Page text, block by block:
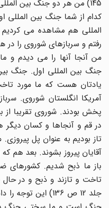
145) من هر دو جنگ بین
کدام از شما جنگ بین المللی
المللی هم مشاهده می
رفتم و سربازهای شوروی را در
من آنجا آنها را می دیدم و
جنگ بین المللی اول. جنگ بین
یادتان هست که ما مورد
آمریکا انگلستان شوروی.
پخش بودند. شوروی تقریبا از
در قم و آنجاها و کسان دیگر
تاز بودیم به عنوان پل پیروزی.
آقایان پیروز بشوند. بعد هم
باز ما ذبح شدیم. کشورهای
تاخت و تازند و ذبح و در
جلد 12 ص 136) این